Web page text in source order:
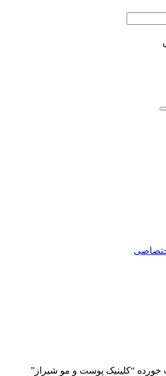
“کلینیک پوست و مو شیراز”